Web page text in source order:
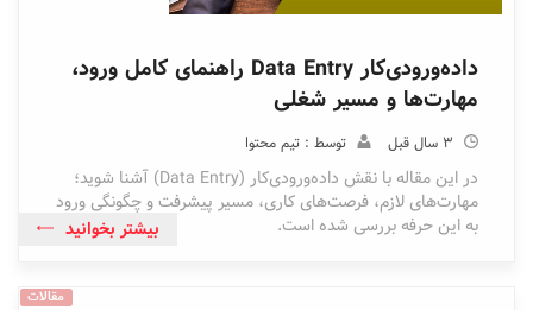
داده‌ورودی‌کار Data Entry راهنمای کامل ورود،
مهارت‌ها و مسیر شغلی
3 سال قبل توسط : تیم محتوا
در این مقاله با نقش داده‌ورودی‌کار (Data Entry) آشنا شوید؛
مهارت‌های لازم، فرصت‌های کاری، مسیر پیشرفت و چگونگی ورود
به این حرفه بررسی شده است.
بیشتر بخوانید
مقالات